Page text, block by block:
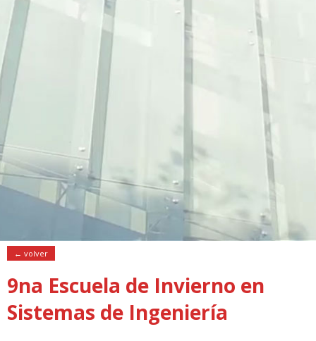
← volver
9na Escuela de Invierno en
Sistemas de Ingeniería